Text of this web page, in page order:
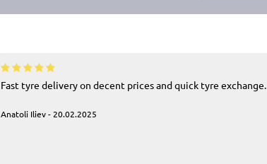
Fast tyre delivery on decent prices and quick tyre exchange.
Anatoli Iliev - 20.02.2025